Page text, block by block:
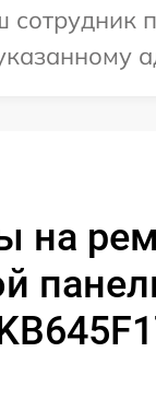
сотрудник
на